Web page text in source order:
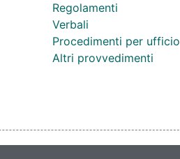
Regolamenti
Verbali
Procedimenti per ufficio
Altri provvedimenti